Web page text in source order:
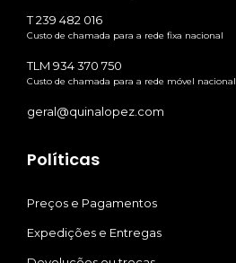
T 239 482 016
Custo de chamada para a rede fixa nacional
TLM 934 370 750
Custo de chamada para a rede móvel nacional
geral@quinalopez.com
Políticas
Preços e Pagamentos
Expedições e Entregas